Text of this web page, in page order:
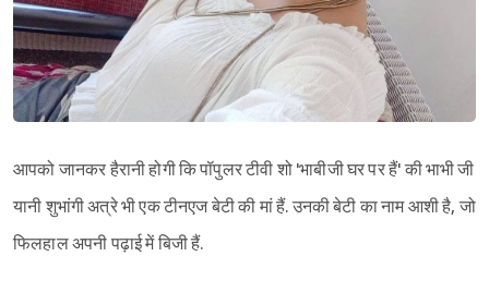
आपको जानकर हैरानी होगी कि पॉपुलर टीवी शो 'भाबीजी घर पर हैं' की भाभी जी
यानी शुभांगी अत्रे भी एक टीनएज बेटी की मां हैं. उनकी बेटी का नाम आशी है, जो
फिलहाल अपनी पढ़ाई में बिजी हैं.